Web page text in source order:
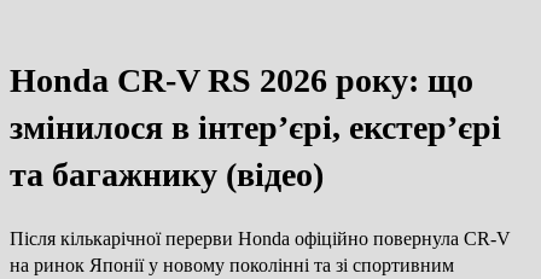
Honda CR-V RS 2026 року: що
змінилося в інтер’єрі, екстер’єрі
та багажнику (відео)
Після кількарічної перерви Honda офіційно повернула CR-V
на ринок Японії у новому поколінні та зі спортивним